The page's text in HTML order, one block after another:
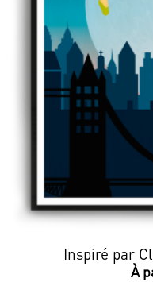
Inspiré par